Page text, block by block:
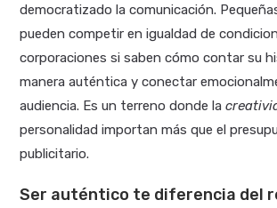
democratizado la comunicación.
pueden competir en igualdad de
corporaciones si saben cómo contar su
manera auténtica y conectar
audiencia. Es un terreno donde la
personalidad importan más que el
publicitario.
Ser auténtico te diferencia del